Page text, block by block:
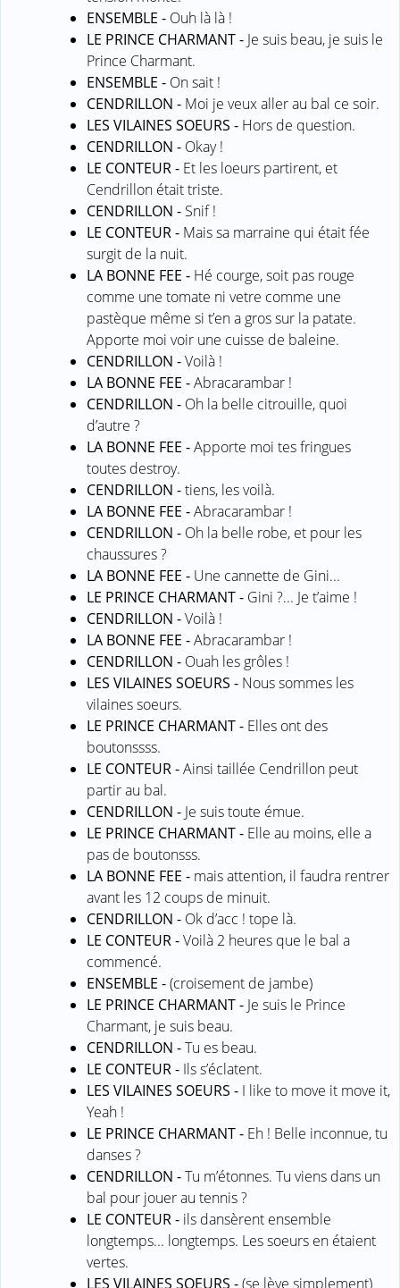
ENSEMBLE - Ouh là là !
LE PRINCE CHARMANT - Je suis beau, je suis le
Prince Charmant.
ENSEMBLE - On sait !
CENDRILLON - Moi je veux aller au bal ce soir.
LES VILAINES SOEURS - Hors de question.
CENDRILLON - Okay !
LE CONTEUR - Et les loeurs partirent, et
Cendrillon était triste.
CENDRILLON - Snif !
LE CONTEUR - Mais sa marraine qui était fée
surgit de la nuit.
LA BONNE FEE - Hé courge, soit pas rouge
comme une tomate ni vetre comme une
pastèque même si t’en a gros sur la patate.
Apporte moi voir une cuisse de baleine.
CENDRILLON -Voilà !
LA BONNE FEE -Abracarambar !
CENDRILLON - Oh la belle citrouille, quoi
d’autre ?
LA BONNE FEE -Apporte moi tes fringues
toutes destroy.
CENDRILLON -tiens, les voilà.
LA BONNE FEE -Abracarambar !
CENDRILLON - Oh la belle robe, et pour les
chaussures ?
LA BONNE FEE - Une cannette de Gini...
LE PRINCE CHARMANT - Gini ?... Je t’aime !
CENDRILLON -Voilà !
LA BONNE FEE -Abracarambar !
CENDRILLON - Ouah les grôles !
LES VILAINES SOEURS - Nous sommes les
vilaines soeurs.
LE PRINCE CHARMANT - Elles ont des
boutonssss.
LE CONTEUR -Ainsi taillée Cendrillon peut
partir au bal.
CENDRILLON - Je suis toute émue.
LE PRINCE CHARMANT - Elle au moins, elle a
pas de boutonsss.
LA BONNE FEE - mais attention, il faudra rentrer
avant les 12 coups de minuit.
CENDRILLON - Ok d’acc ! tope là.
LE CONTEUR -Voilà 2 heures que le bal a
commencé.
ENSEMBLE -(croisement de jambe)
LE PRINCE CHARMANT - Je suis le Prince
Charmant, je suis beau.
CENDRILLON -Tu es beau.
LE CONTEUR - Ils s’éclatent.
LES VILAINES SOEURS - I like to move it move it,
Yeah !
LE PRINCE CHARMANT - Eh ! Belle inconnue, tu
danses ?
CENDRILLON -Tu m’étonnes. Tu viens dans un
bal pour jouer au tennis ?
LE CONTEUR - ils dansèrent ensemble
longtemps... longtemps. Les soeurs en étaient
vertes.
LES VILAINES SOEURS -(se lève simplement)